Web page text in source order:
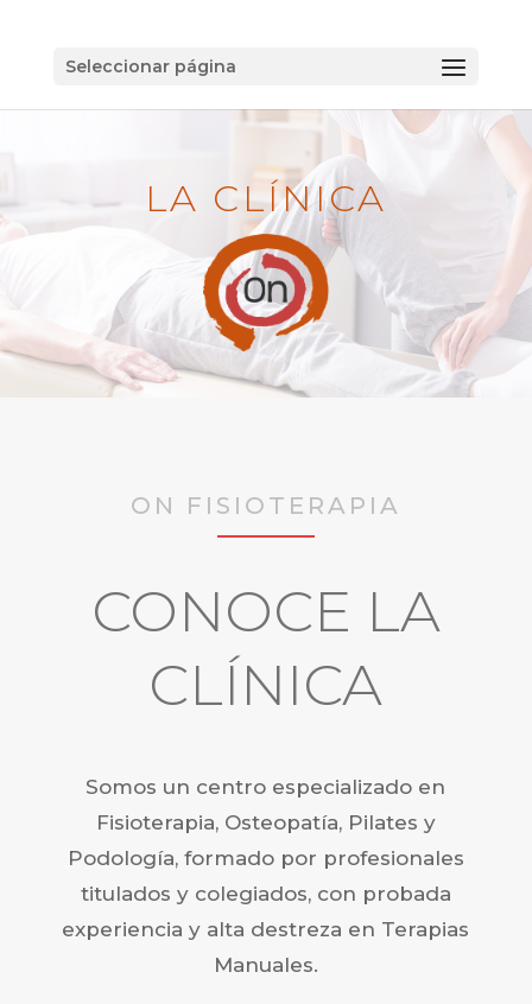
Seleccionar página
LA CLÍNICA
ON FISIOTERAPIA
CONOCE LA
CLÍNICA
Somos un centro especializado en
Fisioterapia, Osteopatía, Pilates y
Podología, formado por profesionales
titulados y colegiados, con probada
experiencia y alta destreza en Terapias
Manuales.